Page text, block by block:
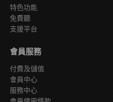
特色功能
免費聽
支援平台
會員服務
付費及儲值
會員中心
服務中心